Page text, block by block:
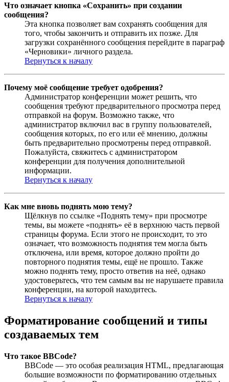
Что означает кнопка «Сохранить» при создании
сообщения?
Эта кнопка позволяет вам сохранять сообщения для
того, чтобы закончить и отправить их позже. Для
загрузки сохранённого сообщения перейдите в параграф
«Черновики» личного раздела.
Вернуться к началу
Почему моё сообщение требует одобрения?
Администратор конференции может решить, что
сообщения требуют предварительного просмотра перед
отправкой на форум. Возможно также, что
администратор включил вас в группу пользователей,
сообщения которых, по его или её мнению, должны
быть предварительно просмотрены перед отправкой.
Пожалуйста, свяжитесь с администратором
конференции для получения дополнительной
информации.
Вернуться к началу
Как мне вновь поднять мою тему?
Щёлкнув по ссылке «Поднять тему» при просмотре
темы, вы можете «поднять» её в верхнюю часть первой
страницы форума. Если этого не происходит, то это
означает, что возможность поднятия тем могла быть
отключена, или время, которое должно пройти до
повторного поднятия темы, ещё не прошло. Также
можно поднять тему, просто ответив на неё, однако
удостоверьтесь, что тем самым вы не нарушаете правила
конференции, на которой находитесь.
Вернуться к началу
Форматирование сообщений и типы
создаваемых тем
Что такое BBCode?
BBCode — это особая реализация HTML, предлагающая
большие возможности по форматированию отдельных